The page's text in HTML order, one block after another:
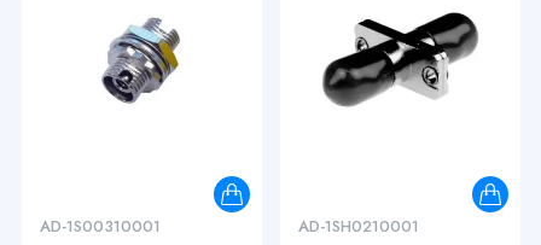
AD-1S00310001 AD-1SH0210001